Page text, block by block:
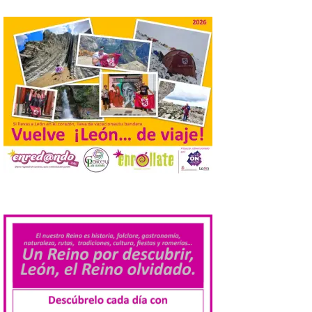
Laciana comienza su
programación para
disfrutar el eclipse total
del 12 de agosto
7 Ago 2026
Durante los días 1 y 2 de
agosto, tanto el público
infantil como el adulto
pudo disfrutar de un
público infantil y, el resto del […]
Más de 200.000 jóvenes
nacidos en 2008 ya han
solicitado el Bono Cultural
Joven 2026 en su primer